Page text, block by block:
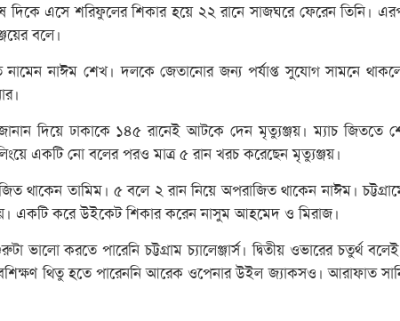
এসে শরিফুলের শিকার হয়ে ২২ রানে সাজঘরে ফেরেন তিনি।
বলে।
নামেন নাঈম শেখ। দলকে জেতানোর জন্য পর্যাপ্ত সুযোগ সামনে
দিয়ে ঢাকাকে ১৪৫ রানেই আটকে দেন মৃত্যুঞ্জয়। ম্যাচ জিততে
একটি নো বলের পরও মাত্র ৫ রান খরচ করেছেন মৃত্যুঞ্জয়।
থাকেন তামিম। ৫ বলে ২ রান নিয়ে অপরাজিত থাকেন নাঈম।
একটি করে উইকেট শিকার করেন নাসুম আহমেদ ও মিরাজ।
করতে পারেনি চট্টগ্রাম চ্যালেঞ্জার্স। দ্বিতীয় ওভারের চতুর্থ
থিতু হতে পারেননি আরেক ওপেনার উইল জ্যাকসও। আরাফাত